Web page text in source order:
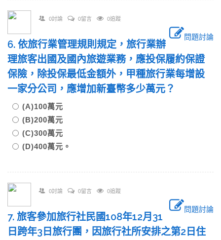
0討論 0留言 0追蹤
問題討論
6. 依旅行業管理規則規定，旅行業辦
理旅客出國及國內旅遊業務，應投保履約保證
保險，除投保最低金額外，甲種旅行業每增設
一家分公司，應增加新臺幣多少萬元？
(A)100萬元
(B)200萬元
(C)300萬元
(D)400萬元。
0討論 0留言 0追蹤
問題討論
7. 旅客參加旅行社民國108年12月31
日跨年3日旅行團，因旅行社所安排之第2日住